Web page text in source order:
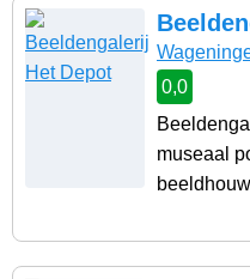
0,0
museaal